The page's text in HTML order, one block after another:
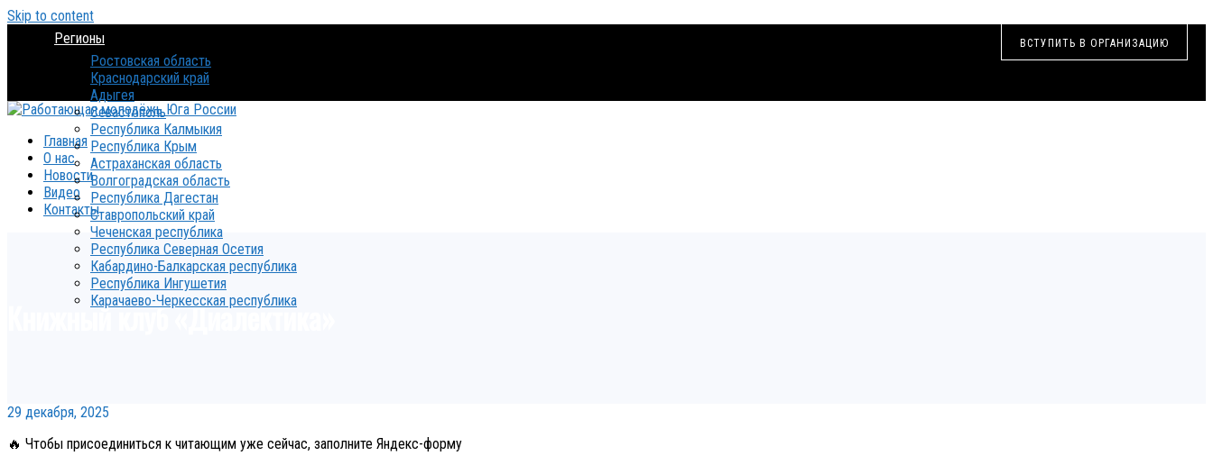
Skip to content
ВСТУПИТЬ В ОРГАНИЗАЦИЮ
Регионы
Ростовская область
Краснодарский край
Адыгея
Севастополь
Республика Калмыкия
Республика Крым
Астраханская область
Волгоградская область
Республика Дагестан
Ставропольский край
Чеченская республика
Республика Северная Осетия
Кабардино-Балкарская республика
Республика Ингушетия
Карачаево-Черкесская республика
Главная
О нас
Новости
Видео
Контакты
Книжный клуб «Диалектика»
29 декабря, 2025
🔥 Чтобы присоединиться к читающим уже сейчас, заполните Яндекс-форму